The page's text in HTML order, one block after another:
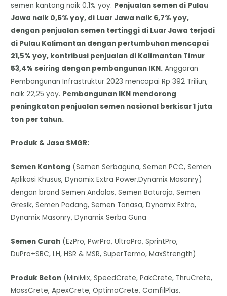
semen kantong naik 0,1% yoy. Penjualan semen di Pulau
Jawa naik 0,6% yoy, di Luar Jawa naik 6,7% yoy,
dengan penjualan semen tertinggi di Luar Jawa terjadi
di Pulau Kalimantan dengan pertumbuhan mencapai
21,5% yoy, kontribusi penjualan di Kalimantan Timur
53,4% seiring dengan pembangunan IKN. Anggaran
Pembangunan Infrastruktur 2023 mencapai Rp 392 Triliun,
naik 22,25 yoy. Pembangunan IKN mendorong
peningkatan penjualan semen nasional berkisar 1 juta
ton per tahun.
Produk & Jasa SMGR:
Semen Kantong (Semen Serbaguna, Semen PCC, Semen
Aplikasi Khusus, Dynamix Extra Power,Dynamix Masonry)
dengan brand Semen Andalas, Semen Baturaja, Semen
Gresik, Semen Padang, Semen Tonasa, Dynamix Extra,
Dynamix Masonry, Dynamix Serba Guna
Semen Curah (EzPro, PwrPro, UltraPro, SprintPro,
DuPro+SBC, LH, HSR & MSR, SuperTermo, MaxStrength)
Produk Beton (MiniMix, SpeedCrete, PakCrete, ThruCrete,
MassCrete, ApexCrete, OptimaCrete, ComfilPlas,